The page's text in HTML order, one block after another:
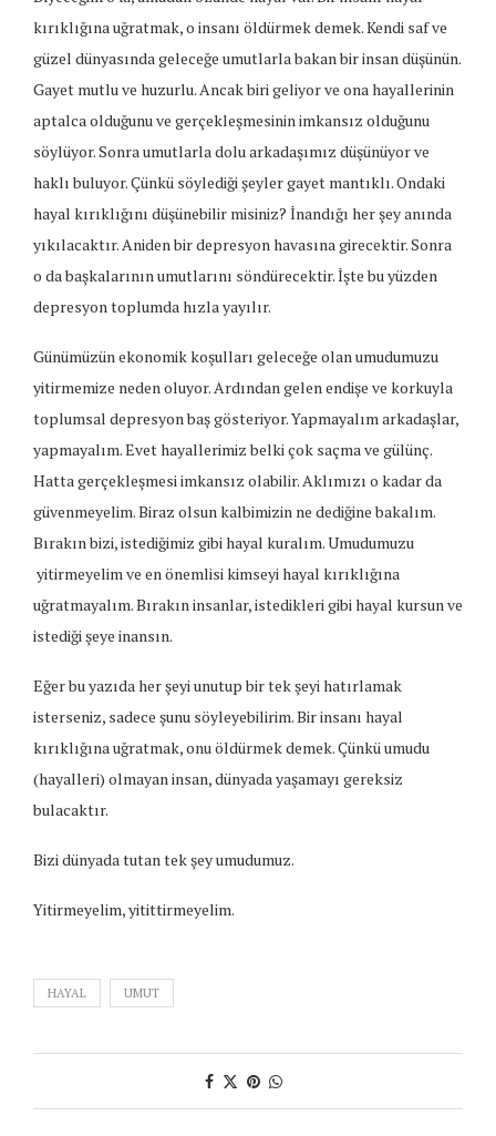
kırıklığına uğratmak, o insanı öldürmek demek. Kendi saf ve
güzel dünyasında geleceğe umutlarla bakan bir insan düşünün.
Gayet mutlu ve huzurlu. Ancak biri geliyor ve ona hayallerinin
aptalca olduğunu ve gerçekleşmesinin imkansız olduğunu
söylüyor. Sonra umutlarla dolu arkadaşımız düşünüyor ve
haklı buluyor. Çünkü söylediği şeyler gayet mantıklı. Ondaki
hayal kırıklığını düşünebilir misiniz? İnandığı her şey anında
yıkılacaktır. Aniden bir depresyon havasına girecektir. Sonra
o da başkalarının umutlarını söndürecektir. İşte bu yüzden
depresyon toplumda hızla yayılır.
Günümüzün ekonomik koşulları geleceğe olan umudumuzu
yitirmemize neden oluyor. Ardından gelen endişe ve korkuyla
toplumsal depresyon baş gösteriyor. Yapmayalım arkadaşlar,
yapmayalım. Evet hayallerimiz belki çok saçma ve gülünç.
Hatta gerçekleşmesi imkansız olabilir. Aklımızı o kadar da
güvenmeyelim. Biraz olsun kalbimizin ne dediğine bakalım.
Bırakın bizi, istediğimiz gibi hayal kuralım. Umudumuzu
yitirmeyelim ve en önemlisi kimseyi hayal kırıklığına
uğratmayalım. Bırakın insanlar, istedikleri gibi hayal kursun ve
istediği şeye inansın.
Eğer bu yazıda her şeyi unutup bir tek şeyi hatırlamak
isterseniz, sadece şunu söyleyebilirim. Bir insanı hayal
kırıklığına uğratmak, onu öldürmek demek. Çünkü umudu
(hayalleri) olmayan insan, dünyada yaşamayı gereksiz
bulacaktır.
Bizi dünyada tutan tek şey umudumuz.
Yitirmeyelim, yitittirmeyelim.
HAYAL UMUT